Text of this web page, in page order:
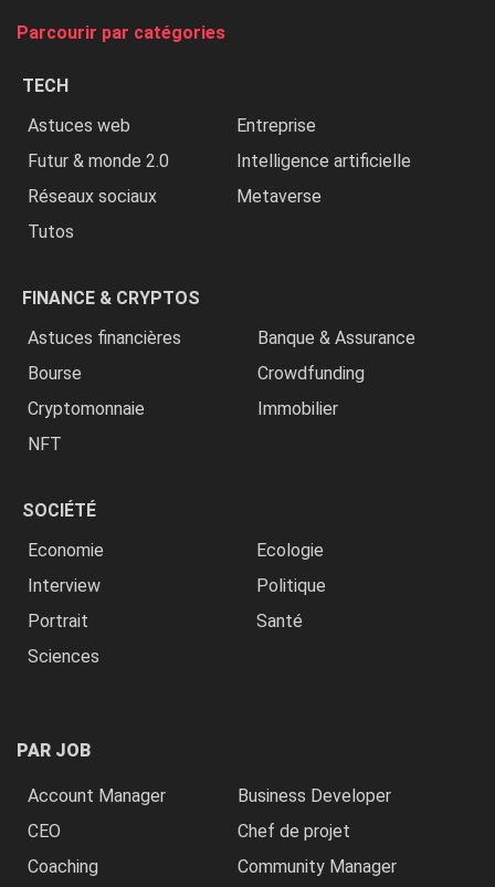
Parcourir par catégories
TECH
Astuces web
Entreprise
Futur & monde 2.0
Intelligence artificielle
Réseaux sociaux
Metaverse
Tutos
FINANCE & CRYPTOS
Astuces financières
Banque & Assurance
Bourse
Crowdfunding
Cryptomonnaie
Immobilier
NFT
SOCIÉTÉ
Economie
Ecologie
Interview
Politique
Portrait
Santé
Sciences
PAR JOB
Account Manager
Business Developer
CEO
Chef de projet
Coaching
Community Manager